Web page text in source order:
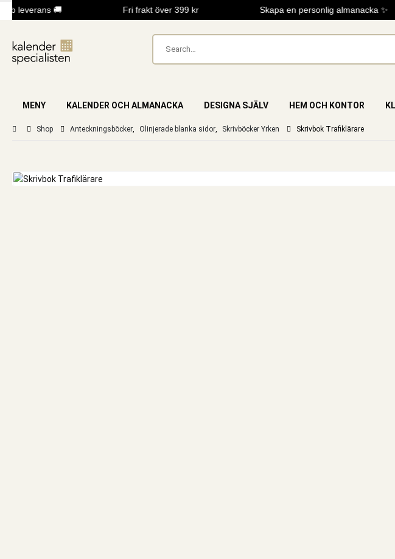
leverans 🚚 Fri frakt över 399 kr Skapa en personlig almanacka ✨
MENY KALENDER OCH ALMANACKA DESIGNA SJÄLV HEM OCH KONTOR
Shop Anteckningsböcker, Olinjerade blanka sidor, Skrivböcker Yrken Skrivbok Trafiklärare